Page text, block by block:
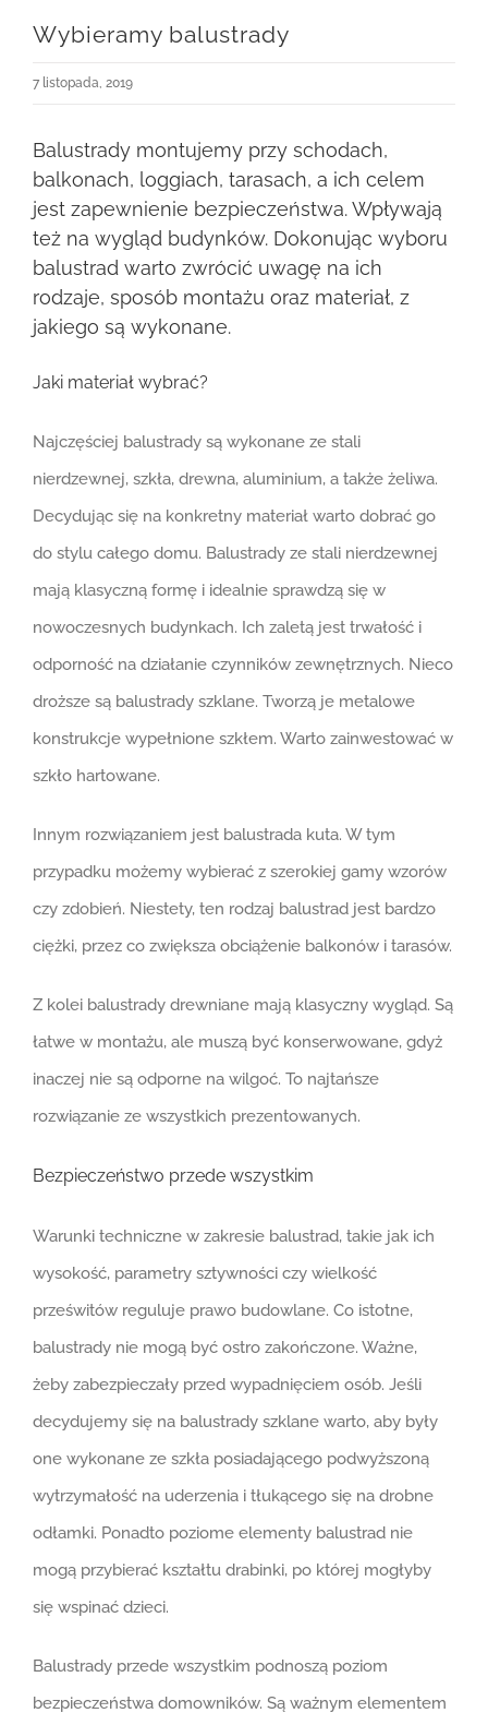
Wybieramy balustrady
7 listopada, 2019
Balustrady montujemy przy schodach,
balkonach, loggiach, tarasach, a ich celem
jest zapewnienie bezpieczeństwa. Wpływają
też na wygląd budynków. Dokonując wyboru
balustrad warto zwrócić uwagę na ich
rodzaje, sposób montażu oraz materiał, z
jakiego są wykonane.
Jaki materiał wybrać?
Najczęściej balustrady są wykonane ze stali
nierdzewnej, szkła, drewna, aluminium, a także żeliwa.
Decydując się na konkretny materiał warto dobrać go
do stylu całego domu. Balustrady ze stali nierdzewnej
mają klasyczną formę i idealnie sprawdzą się w
nowoczesnych budynkach. Ich zaletą jest trwałość i
odporność na działanie czynników zewnętrznych. Nieco
droższe są balustrady szklane. Tworzą je metalowe
konstrukcje wypełnione szkłem. Warto zainwestować w
szkło hartowane.
Innym rozwiązaniem jest balustrada kuta. W tym
przypadku możemy wybierać z szerokiej gamy wzorów
czy zdobień. Niestety, ten rodzaj balustrad jest bardzo
ciężki, przez co zwiększa obciążenie balkonów i tarasów.
Z kolei balustrady drewniane mają klasyczny wygląd. Są
łatwe w montażu, ale muszą być konserwowane, gdyż
inaczej nie są odporne na wilgoć. To najtańsze
rozwiązanie ze wszystkich prezentowanych.
Bezpieczeństwo przede wszystkim
Warunki techniczne w zakresie balustrad, takie jak ich
wysokość, parametry sztywności czy wielkość
prześwitów reguluje prawo budowlane. Co istotne,
balustrady nie mogą być ostro zakończone. Ważne,
żeby zabezpieczały przed wypadnięciem osób. Jeśli
decydujemy się na balustrady szklane warto, aby były
one wykonane ze szkła posiadającego podwyższoną
wytrzymałość na uderzenia i tłukącego się na drobne
odłamki. Ponadto poziome elementy balustrad nie
mogą przybierać kształtu drabinki, po której mogłyby
się wspinać dzieci.
Balustrady przede wszystkim podnoszą poziom
bezpieczeństwa domowników. Są ważnym elementem